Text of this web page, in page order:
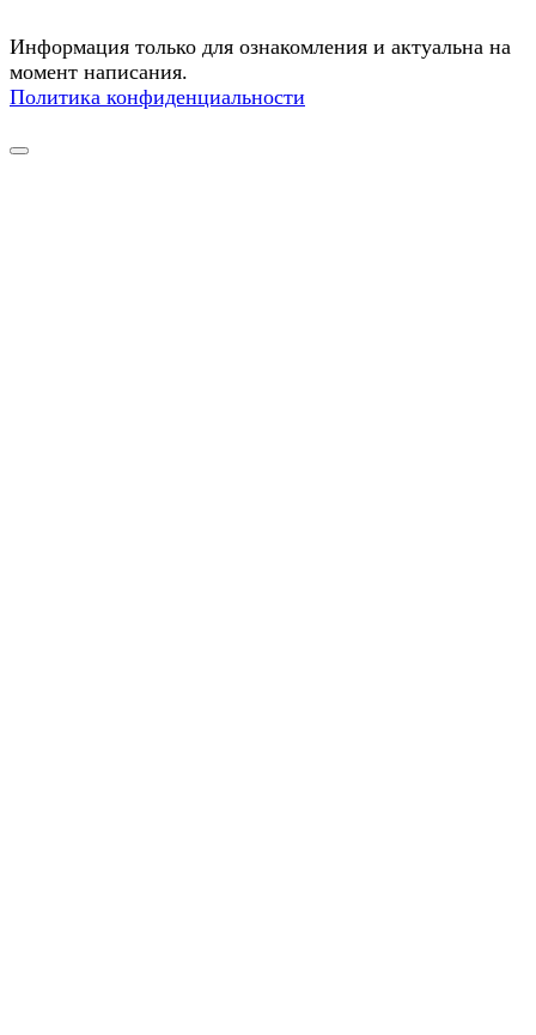
Информация только для ознакомления и актуальна на
момент написания.
Политика конфиденциальности